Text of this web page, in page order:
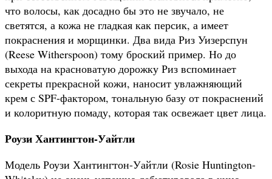
что волосы, как досадно бы это не звучало, не
светятся, а кожа не гладкая как персик, а имеет
покраснения и морщинки. Два вида Риз Уизерспун
(Reese Witherspoon) тому броский пример. Но до
выхода на красноватую дорожку Риз вспоминает
секреты прекрасной кожи, наносит увлажняющий
крем с SPF-фактором, тональную базу от покраснений
и колоритную помаду, которая так освежает цвет лица.
Роузи Хантингтон-Уайтли
Модель Роузи Хантингтон-Уайтли (Rosie Huntington-